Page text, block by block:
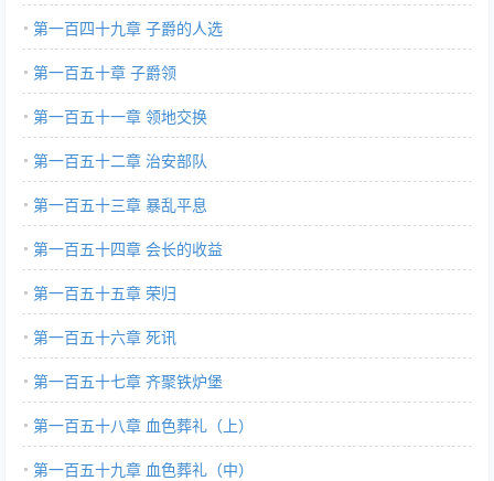
第一百四十九章 子爵的人选
第一百五十章 子爵领
第一百五十一章 领地交换
第一百五十二章 治安部队
第一百五十三章 暴乱平息
第一百五十四章 会长的收益
第一百五十五章 荣归
第一百五十六章 死讯
第一百五十七章 齐聚铁炉堡
第一百五十八章 血色葬礼（上）
第一百五十九章 血色葬礼（中）